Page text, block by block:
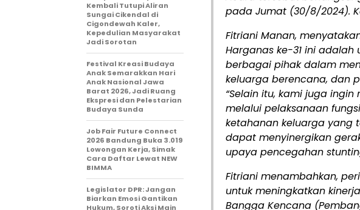
pada Jumat (30/8/2024).
Fitriani Manan,
Harganas ke-31 ini
berbagai pihak dalam
keluarga berencana, dan
“Selain itu, kami juga
melalui pelaksanaan
ketahanan keluarga yang
dapat menyinergikan
upaya pencegahan
Fitriani menambahkan,
untuk meningkatkan
Bangga Kencana
Kembali Tutupi Aliran
Sungai Cikendal di
Cigondewah Kaler,
Kepedulian Masyarakat
Jadi Sorotan
Festival Kreasi Budaya
Anak Semarakkan Hari
Anak Nasional Jawa
Barat 2026, Jadi Ruang
Ekspresi dan Pelestarian
Budaya Sunda
Job Fair Future Connect
2026 Bandung Buka 3.019
Lowongan Kerja, Simak
Cara Daftar Lewat NEW
BIMMA
Legislator DPR: Jangan
Biarkan Emosi Gantikan
Hukum, Soroti Aksi Main